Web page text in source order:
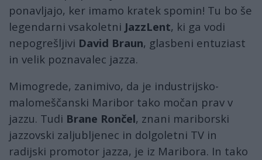
ponavljajo, ker imamo kratek spomin! Tu bo še
legendarni vsakoletni JazzLent, ki ga vodi
nepogrešljivi David Braun, glasbeni entuziast
in velik poznavalec jazza.
Mimogrede, zanimivo, da je industrijsko-
malomeščanski Maribor tako močan prav v
jazzu. Tudi Brane Rončel, znani mariborski
jazzovski zaljubljenec in dolgoletni TV in
radijski promotor jazza, je iz Maribora. In tako